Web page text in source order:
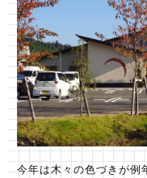
今年は木々の色づきが例